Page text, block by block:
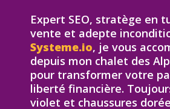
Expert SEO, stratège en
vente et adepte
Systeme.io, je vous
depuis mon chalet des
pour transformer votre
liberté financière.
violet et chaussures